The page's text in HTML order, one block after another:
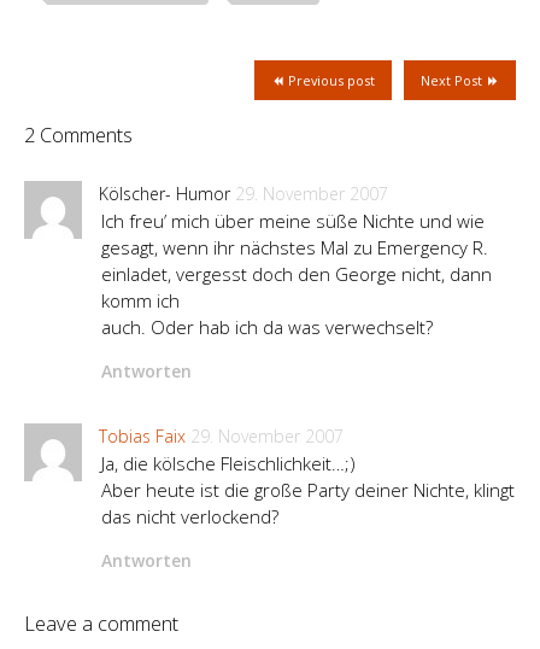
Next Post
Previous post
2 Comments
Kölscher- Humor 29. November 2007
Ich freu’ mich über meine süße Nichte und wie
gesagt, wenn ihr nächstes Mal zu Emergency R.
einladet, vergesst doch den George nicht, dann
komm ich
auch. Oder hab ich da was verwechselt?
Antworten
Tobias Faix 29. November 2007
Ja, die kölsche Fleischlichkeit…;)
Aber heute ist die große Party deiner Nichte, klingt
das nicht verlockend?
Antworten
Leave a comment